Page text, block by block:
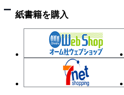
紙書籍を購入